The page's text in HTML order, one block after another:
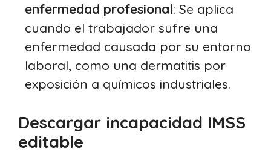
enfermedad profesional: Se aplica
cuando el trabajador sufre una
enfermedad causada por su entorno
laboral, como una dermatitis por
exposición a químicos industriales.
Descargar incapacidad IMSS
editable